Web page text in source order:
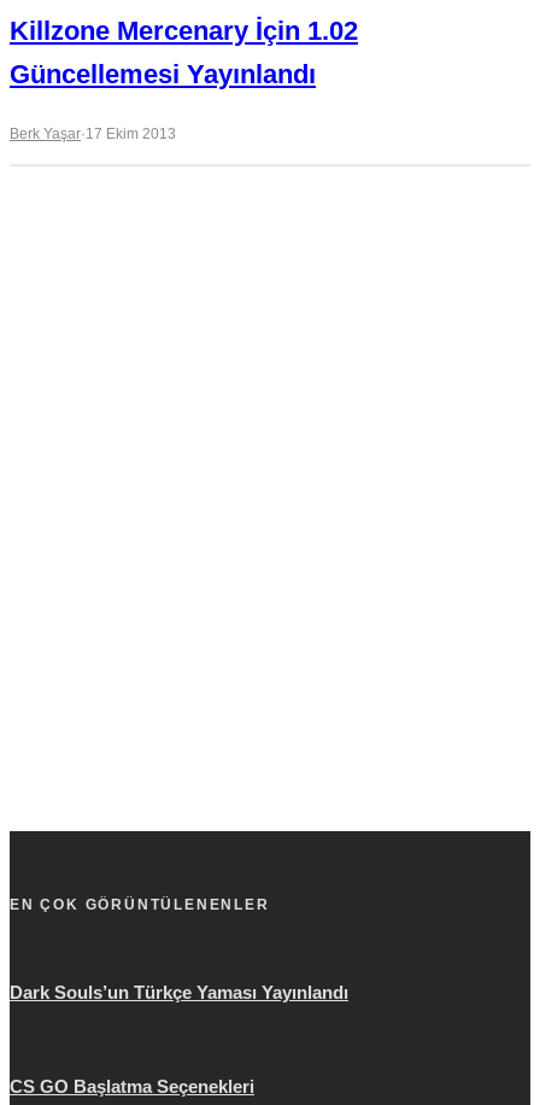
Killzone Mercenary İçin 1.02
Güncellemesi Yayınlandı
Berk Yaşar·17 Ekim 2013
EN ÇOK GÖRÜNTÜLENENLER
Dark Souls’un Türkçe Yaması Yayınlandı
CS GO Başlatma Seçenekleri